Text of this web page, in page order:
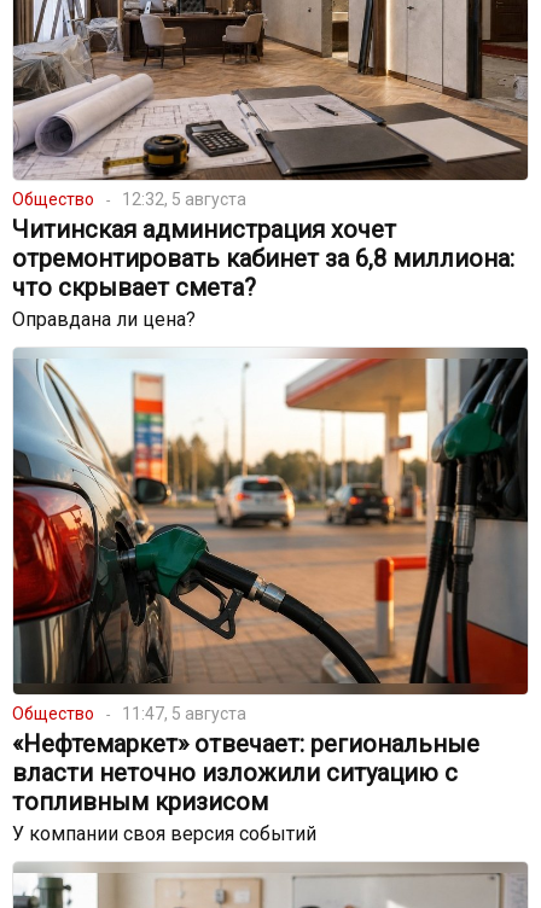
Общество 12:32, 5 августа
Читинская администрация хочет
отремонтировать кабинет за 6,8 миллиона:
что скрывает смета?
Оправдана ли цена?
Общество 11:47, 5 августа
«Нефтемаркет» отвечает: региональные
власти неточно изложили ситуацию с
топливным кризисом
У компании своя версия событий